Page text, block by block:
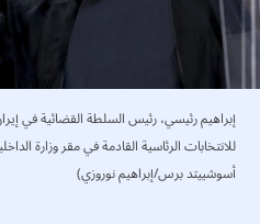
إبراهيم رئيسي، رئيس السلطة القضائية في
أسوشييتد برس/إبراهيم نوروزي)